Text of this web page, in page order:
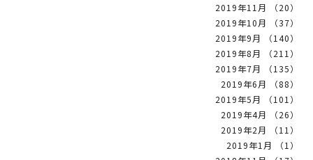
2019年11月 （20）
2019年10月 （37）
2019年9月 （140）
2019年8月 （211）
2019年7月 （135）
2019年6月 （88）
2019年5月 （101）
2019年4月 （26）
2019年2月 （11）
2019年1月 （1）